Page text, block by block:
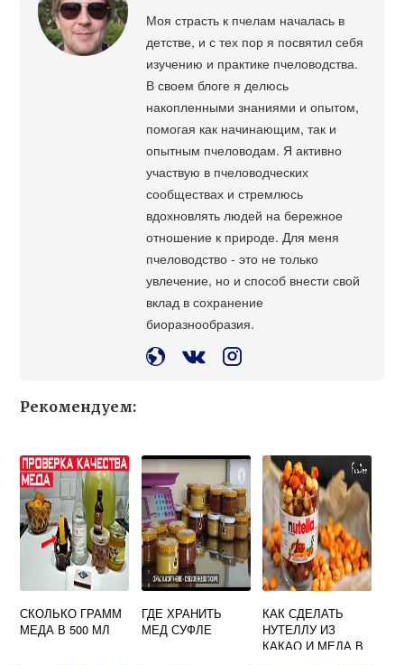
Моя страсть к пчелам началась в
детстве, и с тех пор я посвятил себя
изучению и практике пчеловодства.
В своем блоге я делюсь
накопленными знаниями и опытом,
помогая как начинающим, так и
опытным пчеловодам. Я активно
участвую в пчеловодческих
сообществах и стремлюсь
вдохновлять людей на бережное
отношение к природе. Для меня
пчеловодство - это не только
увлечение, но и способ внести свой
вклад в сохранение
биоразнообразия.
Рекомендуем:
СКОЛЬКО ГРАММ
МЕДА В 500 МЛ
ГДЕ ХРАНИТЬ
МЕД СУФЛЕ
КАК СДЕЛАТЬ
НУТЕЛЛУ ИЗ
КАКАО И МЕДА В